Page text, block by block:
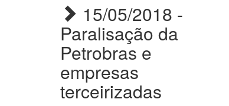
15/05/2018 -
Paralisação da
Petrobras e
empresas
terceirizadas